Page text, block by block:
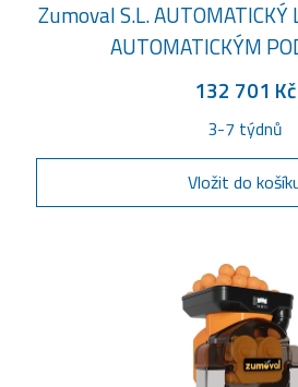
Zumoval S.L. AUTOMATICKÝ
AUTOMATICKÝM
132 701 Kč
3-7 týdnů
Vložit do